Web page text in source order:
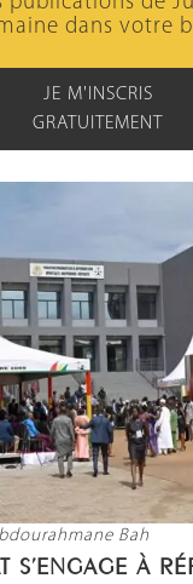
dans votre
JE M'INSCRIS
GRATUITEMENT
Bah
S’ENGAGE À